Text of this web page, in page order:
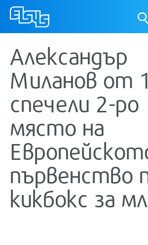
Александър
Миланов от
спечели 2-ро
място на
първенство
кикбокс за